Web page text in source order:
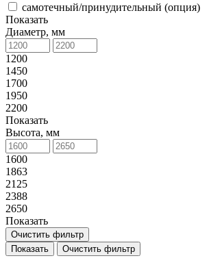
самотечный/принудительный (опция)
Показать
Диаметр, мм
1200
1450
1700
1950
2200
Показать
Высота, мм
1600
1863
2125
2388
2650
Показать
Очистить фильтр
Очистить фильтр